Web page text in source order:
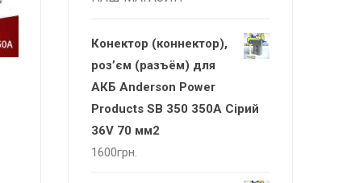
Конектор (коннектор),
роз’єм (разъём) для
АКБ Anderson Power
Products SB 350 350А Сірий
36V 70 мм2
1600грн.